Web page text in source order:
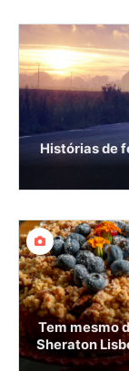
Histórias de
Tem mesmo
Sheraton